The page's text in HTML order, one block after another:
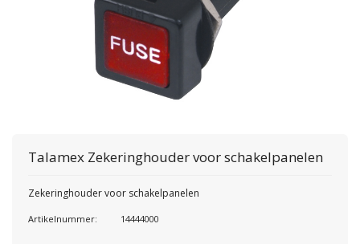
Talamex Zekeringhouder voor schakelpanelen
Zekeringhouder voor schakelpanelen
Artikelnummer: 14444000